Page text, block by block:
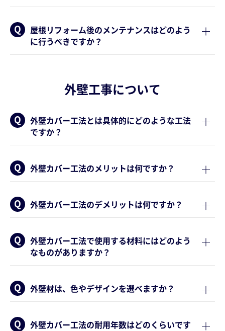
屋根リフォーム後のメンテナンスはどのよう
に行うべきですか？
外壁工事について
外壁カバー工法とは具体的にどのような工法
ですか？
外壁カバー工法のメリットは何ですか？
外壁カバー工法のデメリットは何ですか？
外壁カバー工法で使用する材料にはどのよう
なものがありますか？
外壁材は、色やデザインを選べますか？
外壁カバー工法の耐用年数はどのくらいです